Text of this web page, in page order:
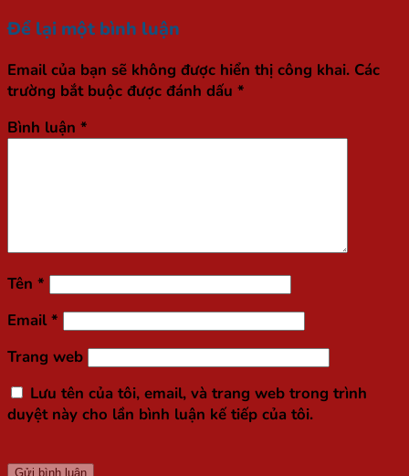
Để lại một bình luận
Email của bạn sẽ không được hiển thị công khai. Các
trường bắt buộc được đánh dấu *
Bình luận *
Tên *
Email*
Trang web
Lưu tên của tôi, email, và trang web trong trình
duyệt này cho lần bình luận kế tiếp của tôi.